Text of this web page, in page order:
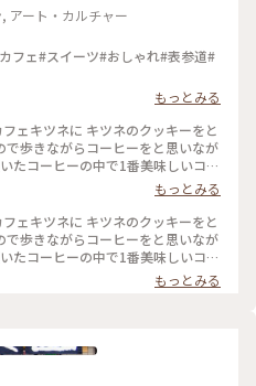
アート・カルチャー
もっとみる
ェキツネに キツネのクッキーをと
で歩きながらコーヒーをと思いなが
たコーヒーの中で1番美味しいコー
ヒーでした 店内も清潔感 綺麗な空間 #わたしの街#カフェ巡り
もっとみる
ェキツネに キツネのクッキーをと
で歩きながらコーヒーをと思いなが
たコーヒーの中で1番美味しいコー
ヒーでした 店内も清潔感 綺麗な空間 #わたしの街#カフェ巡り
もっとみる